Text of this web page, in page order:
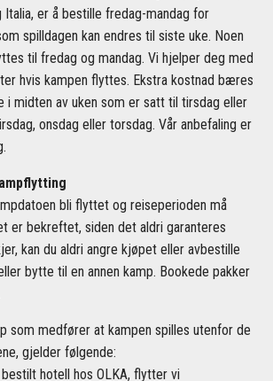
Italia, er å bestille fredag-mandag for
spilldagen kan endres til siste uke. Noen
til fredag og mandag. Vi hjelper deg med
hvis kampen flyttes. Ekstra kostnad bæres
i midten av uken som er satt til tirsdag eller
onsdag eller torsdag. Vår anbefaling er
bli flyttet og reiseperioden må
er bekreftet, siden det aldri garanteres
kan du aldri angre kjøpet eller avbestille
bytte til en annen kamp. Bookede pakker
som medfører at kampen spilles utenfor de
gjelder følgende:
hotell hos OLKA, flytter vi